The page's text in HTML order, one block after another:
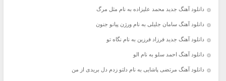
دانلود آهنگ جدید محمد علیزاده به نام مثل مرگ
دانلود آهنگ سامان جلیلی به نام ورژن پیانو جنون
دانلود آهنگ جدید فرزاد فرزین به نام نگاه تو
دانلود آهنگ احمد سلو به نام الو
دانلود آهنگ مرتضی پاشایی به نام دلتو زدم دل بریدی از من